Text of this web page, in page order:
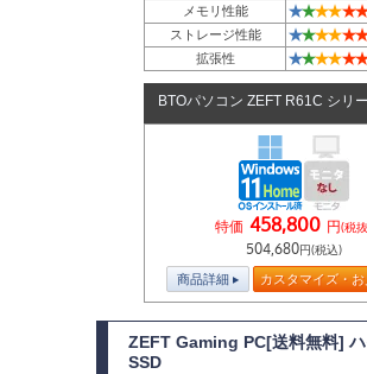
メモリ性能 ★★★★★★
ストレージ性能 ★★★★★★
拡張性 ★★★★★★
BTOパソコン ZEFT R61C シリ
特価 458,800 円(税
504,680円(税込)
商品詳細 カスタマイズ・
ZEFT Gaming PC[送料無料]
SSD